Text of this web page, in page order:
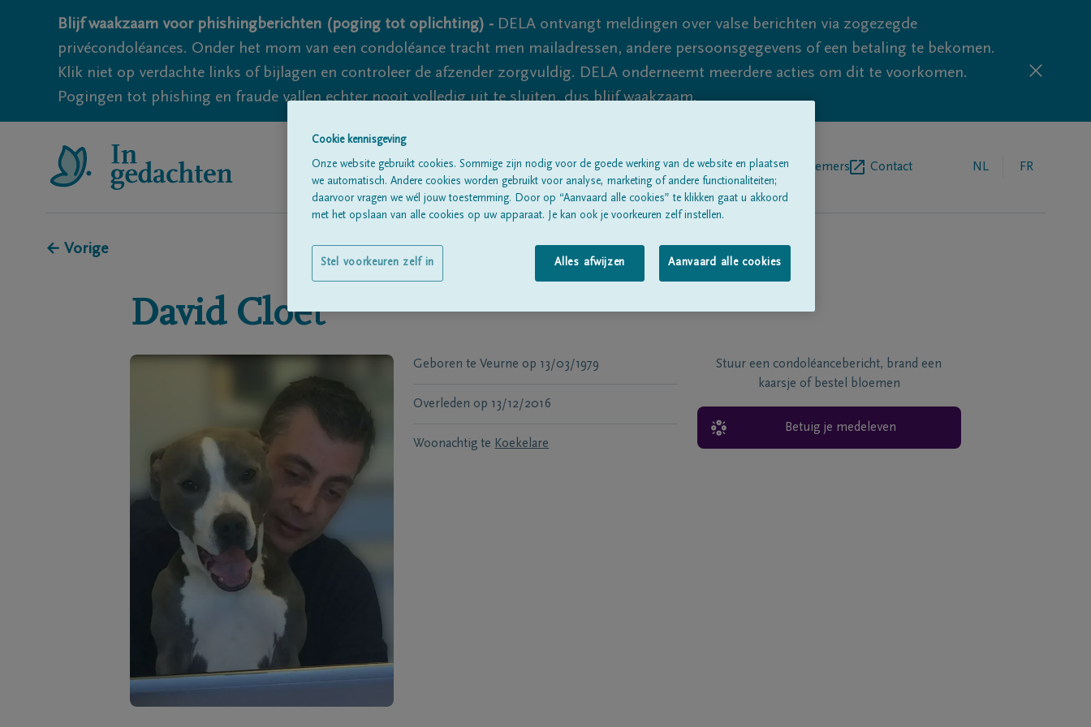
Blijf waakzaam voor phishingberichten (poging tot oplichting) - DELA ontvangt meldingen over valse berichten via zogezegde
privécondoléances. Onder het mom van een condoléance tracht men mailadressen, andere persoonsgegevens of een betaling te bekomen.
Klik niet op verdachte links of bijlagen en controleer de afzender zorgvuldig. DELA onderneemt meerdere acties om dit te voorkomen.
Pogingen tot phishing en fraude vallen echter nooit volledig uit te sluiten, dus blijf waakzaam.
Alle rouwberichtenOver onsBegrafenisondernemers Contact NL FR
← Vorige
David Cloet
Geboren te Veurne op 13/03/1979
Overleden op 13/12/2016
Woonachtig te Koekelare
Stuur een condoléancebericht, brand een
kaarsje of bestel bloemen
Betuig je medeleven
Cookie kennisgeving
Onze website gebruikt cookies. Sommige zijn nodig voor de goede werking van de website en plaatsen
we automatisch. Andere cookies worden gebruikt voor analyse, marketing of andere functionaliteiten;
daarvoor vragen we wél jouw toestemming. Door op “Aanvaard alle cookies” te klikken gaat u akkoord
met het opslaan van alle cookies op uw apparaat. Je kan ook je voorkeuren zelf instellen.
Alles afwijzen Aanvaard alle cookies
Stel voorkeuren zelf in